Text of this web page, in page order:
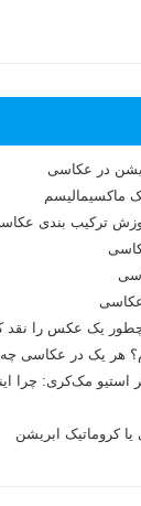
در عکاسی
ترکیب بندی
عکاسی
یک عکس را نقد
هر یک در عکاسی
استیو مک‌کری: چرا
کروماتیک ابریشن